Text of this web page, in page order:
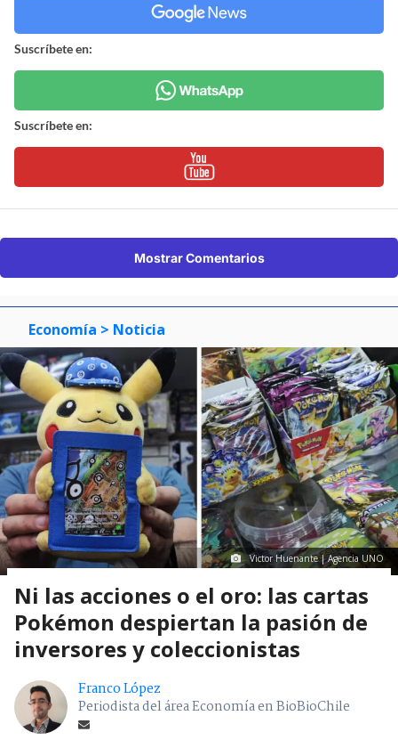
Suscríbete en:
Suscríbete en:
Mostrar Comentarios
Economía > Noticia
Victor Huenante | Agencia UNO
Ni las acciones o el oro: las cartas
Pokémon despiertan la pasión de
inversores y coleccionistas
Franco López
Periodista del área Economía en BioBioChile